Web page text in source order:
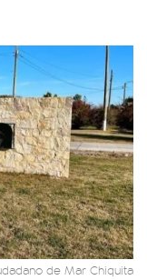
de Mar Chiquita